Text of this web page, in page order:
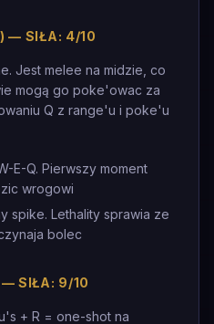
— SIŁA: 4/10
Jest melee na midzie, co
mogą go poke'owac za
Q z range'u i poke'u
E-Q. Pierwszy moment
wrogowi
spike. Lethality sprawia ze
bolec
— SIŁA: 9/10
+ R = one-shot na